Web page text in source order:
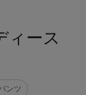
ィース
ンツ